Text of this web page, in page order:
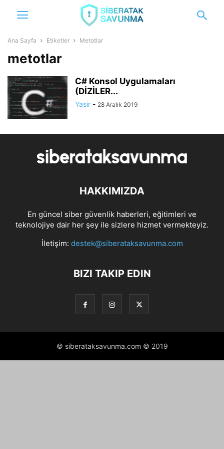
Ana Sayfa Etiketler Metotlar
metotlar
C# Konsol Uygulamaları
(DİZİLER...
Yasir - 28 Aralık 2019
HAKKIMIZDA
En güncel siber güvenlik haberleri, eğitimleri ve
teknolojiye dair her şey ile sizlere hizmet vermekteyiz.
İletişim: destek@siberataksavunma.com
BIZI TAKIP EDIN
© siberataksavunma.com © 2019